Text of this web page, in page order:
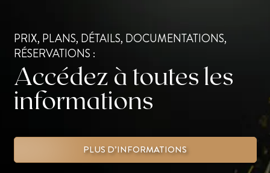
PRIX, PLANS, DÉTAILS, DOCUMENTATIONS,
RÉSERVATIONS :
Accédez à toutes les
informations
PLUS D’INFORMATIONS